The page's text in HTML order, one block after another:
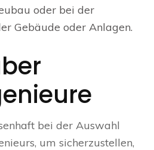
oder bei der
Gebäude oder Anlagen.
bei der Auswahl
um sicherzustellen,